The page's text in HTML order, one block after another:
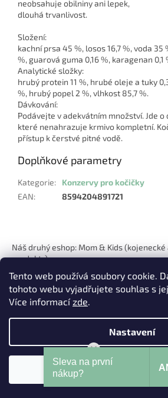
Tento web používá soubory cookie.
tohoto webu vyjadřujete souhlas s
Více informacízde.
Nastavení
neobsahuje obilniny ani lepek,
dlouhá trvanlivost.
Složení:
kachní prsa 45 %, losos 16,7 %, voda 35
%, guarová guma 0,16 %, karagenan 0,1
Analytické složky:
hrubý protein 11 %, hrubé oleje a tuky
%, hrubý popel 2 %, vlhkost 85,7 %.
Dávkování:
Podávejte v adekvátním množství. Jde
které nenahrazuje krmivo kompletní.
přístup k čerstvé pitné vodě.
Doplňkové parametry
Kategorie:
Konzervy pro kočičky
EAN: 8594204891721
p
Náš druhý eshop: Mom & Kids
produkty)
Vytvořil Shoptet
Copyright 2026 .
Mohu Vám
Sleva na první
nákup?